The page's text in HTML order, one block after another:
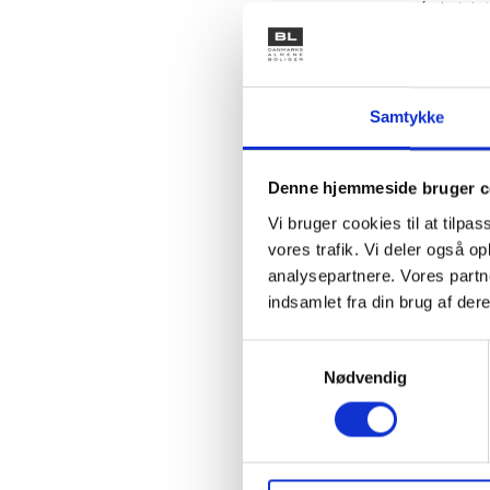
Samtykke
Denne hjemmeside bruger
Vi bruger cookies til at
vores trafik. Vi deler også
analysepartnere. Vores
indsamlet fra din brug af
Nødvendig
ikke har
Der
Med